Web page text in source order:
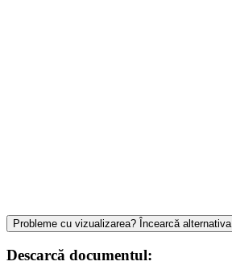
Probleme cu vizualizarea? Încearcă alternativa
Descarcă documentul: